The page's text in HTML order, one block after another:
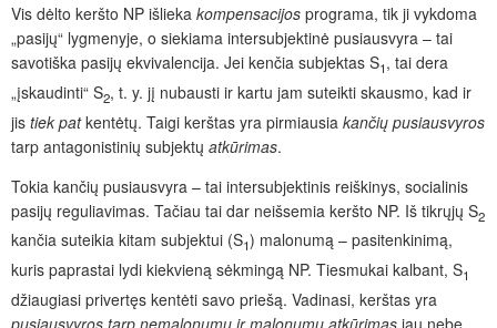
Vis dėlto keršto NP išlieka kompensacijos programa, tik ji vykdoma
„pasijų“ lygmenyje, o siekiama intersubjektinė pusiausvyra – tai
savotiška pasijų ekvivalencija. Jei kenčia subjektas S1, tai dera
„įskaudinti“ S2, t. y. jį nubausti ir kartu jam suteikti skausmo, kad ir
jis tiek patkentėtų. Taigi kerštas yra pirmiausia kančių pusiausvyros
tarp antagonistinių subjektų atkūrimas.
Tokia kančių pusiausvyra – tai intersubjektinis reiškinys, socia­linis
pasijų reguliavimas. Tačiau tai dar neišsemia keršto NP. Iš tikrųjų S2
kančia suteikia kitam subjektui (S1) malonumą – pasitenkinimą,
kuris paprastai lydi kiekvieną sėkmingą NP. Tiesmukai kalbant, S1
džiaugiasi privertęs kentėti savo priešą. Vadinasi, kerštas yra
pusiausvyros tarp nemalonumų ir malonumų atkūrimas jau nebe